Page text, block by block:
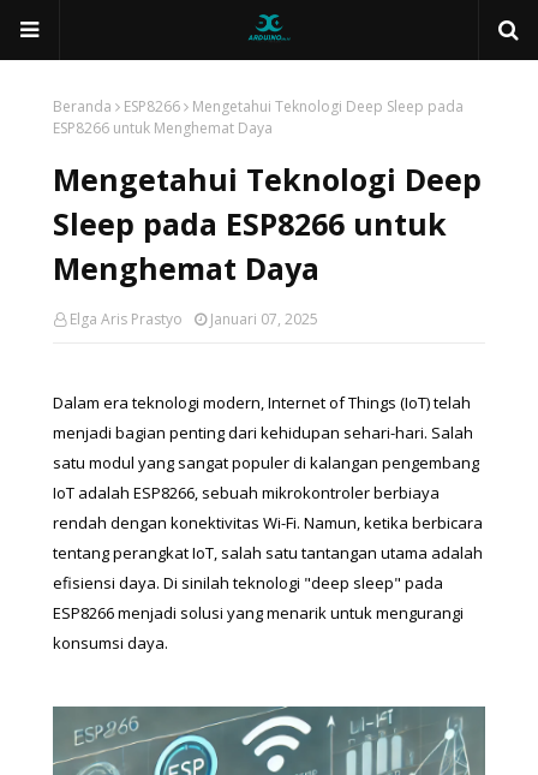
Beranda ESP8266
Mengetahui Teknologi Deep Sleep pada
ESP8266 untuk Menghemat Daya
Mengetahui Teknologi Deep
Sleep pada ESP8266 untuk
Menghemat Daya
Elga Aris Prastyo Januari 07, 2025
Dalam era teknologi modern, Internet of Things (IoT) telah
menjadi bagian penting dari kehidupan sehari-hari. Salah
satu modul yang sangat populer di kalangan pengembang
IoT adalah ESP8266, sebuah mikrokontroler berbiaya
rendah dengan konektivitas Wi-Fi. Namun, ketika berbicara
tentang perangkat IoT, salah satu tantangan utama adalah
efisiensi daya. Di sinilah teknologi "deep sleep" pada
ESP8266 menjadi solusi yang menarik untuk mengurangi
konsumsi daya.